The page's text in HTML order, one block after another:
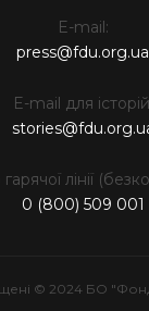
E-mail:
press@fdu.org.ua
E-mail для
лінії
0 (800) 509 001
© 2024 БО